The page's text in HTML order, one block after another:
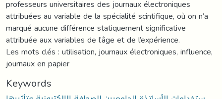
professeurs universitaires des journaux électroniques
attribuées au variable de la spécialité scintifique, où on n’a
marqué aucune différence statiquement significative
attribuée aux variables de l’âge et de l’expérience.
Les mots clés : utilisation, journaux électroniques, influence,
journaux en papier
Keywords